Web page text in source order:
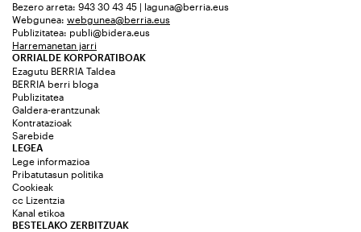
Bezero arreta: 943 30 43 45 | laguna@berria.eus
Webgunea: webgunea@berria.eus
Publizitatea: publi@bidera.eus
Harremanetan jarri
ORRIALDE KORPORATIBOAK
Ezagutu BERRIA Taldea
BERRIA berri bloga
Publizitatea
Galdera-erantzunak
Kontratazioak
Sarebide
LEGEA
Lege informazioa
Pribatutasun politika
Cookieak
cc Lizentzia
Kanal etikoa
BESTELAKO ZERBITZUAK